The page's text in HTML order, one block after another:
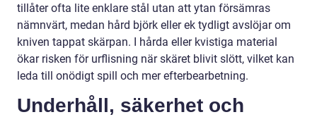
tillåter ofta lite enklare stål utan att ytan försämras
nämnvärt, medan hård björk eller ek tydligt avslöjar om
kniven tappat skärpan. I hårda eller kvistiga material
ökar risken för urflisning när skäret blivit slött, vilket kan
leda till onödigt spill och mer efterbearbetning.
Underhåll, säkerhet och